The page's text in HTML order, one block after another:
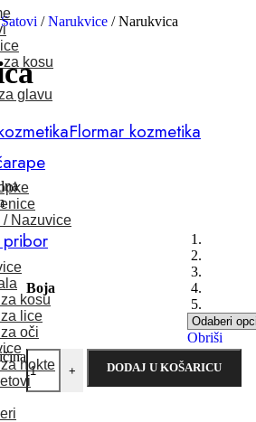
za kosu
glavu
Flormar kozmetika
/ Nazuvice
pribor
kosu
lice
oči
nokte
/ Narukvice / Narukvica
Boja
1.
2.
3.
4.
5.
Obriši
+ DODAJ U KOŠARICU